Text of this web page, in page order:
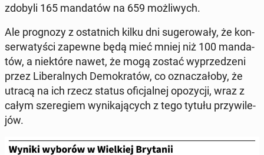
zdobyli 165 man­da­tów na 659 moż­li­wych.
Ale pro­gno­zy z ostat­nich kilku dni su­ge­ro­wa­ły, że kon­
ser­wa­ty­ści zapewne będą mieć mniej niż 100 man­da­
tów, a nie­któ­re nawet, że mogą zostać wy­prze­dze­ni
przez Li­be­ral­nych De­mo­kra­tów, co ozna­cza­ło­by, że
utracą na ich rzecz status ofi­cjal­nej opo­zy­cji, wraz z
całym sze­re­giem wy­ni­ka­ją­cych z tego tytułu przy­wi­le­
jów.